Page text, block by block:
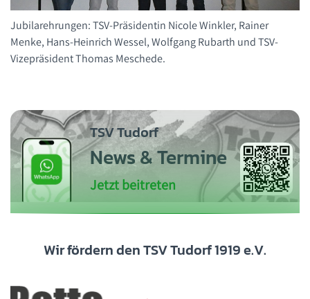
Jubilarehrungen: TSV-Präsidentin Nicole Winkler, Rainer
Menke, Hans-Heinrich Wessel, Wolfgang Rubarth und TSV-
Vizepräsident Thomas Meschede.
TSV Tudorf
News & Termine
Jetzt beitreten
Wir fördern den TSV Tudorf 1919 e.V.